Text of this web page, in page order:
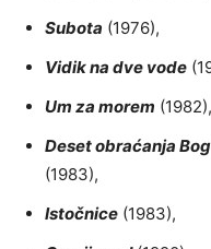
Subota (1976),
Vidik na dve vode
Um za morem (1982),
Deset obraćanja
(1983),
Istočnice (1983),